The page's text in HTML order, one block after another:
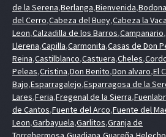
de la Serena,Berlanga,Bienvenida,
del Cerro,Cabeza del Buey,Cabeza la Vaca
Leon,Calzadilla de los Barros,Campanario,
Llerena,Capilla,Carmonita,Casas de Don
Reina,Castilblanco,Castuera,Cheles,
Peleas,Cristina,Don Benito,Don alvaro,El
Bajo,Esparragalejo,Esparragosa de la
Lares,Feria,Fregenal de la Sierra,
de Cantos,Fuente del Arco,Fuente del
Leon,Garbayuela,Garlitos,Granja de